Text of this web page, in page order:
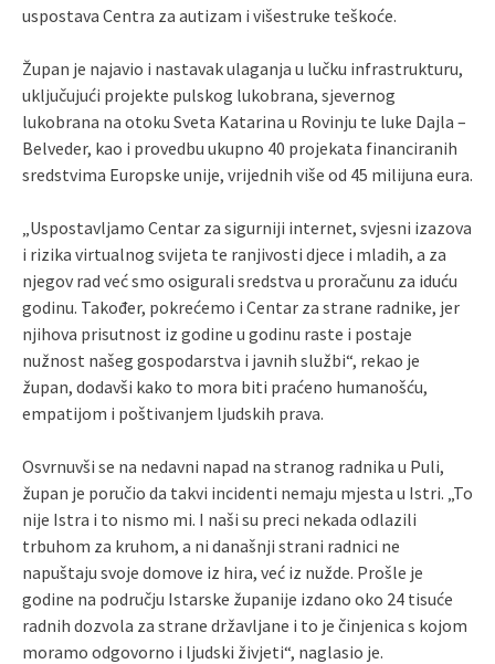
uspostava Centra za autizam i višestruke teškoće.
Župan je najavio i nastavak ulaganja u lučku infrastrukturu,
uključujući projekte pulskog lukobrana, sjevernog
lukobrana na otoku Sveta Katarina u Rovinju te luke Dajla –
Belveder, kao i provedbu ukupno 40 projekata financiranih
sredstvima Europske unije, vrijednih više od 45 milijuna eura.
„Uspostavljamo Centar za sigurniji internet, svjesni izazova
i rizika virtualnog svijeta te ranjivosti djece i mladih, a za
njegov rad već smo osigurali sredstva u proračunu za iduću
godinu. Također, pokrećemo i Centar za strane radnike, jer
njihova prisutnost iz godine u godinu raste i postaje
nužnost našeg gospodarstva i javnih službi“, rekao je
župan, dodavši kako to mora biti praćeno humanošću,
empatijom i poštivanjem ljudskih prava.
Osvrnuvši se na nedavni napad na stranog radnika u Puli,
župan je poručio da takvi incidenti nemaju mjesta u Istri. „To
nije Istra i to nismo mi. I naši su preci nekada odlazili
trbuhom za kruhom, a ni današnji strani radnici ne
napuštaju svoje domove iz hira, već iz nužde. Prošle je
godine na području Istarske županije izdano oko 24 tisuće
radnih dozvola za strane državljane i to je činjenica s kojom
moramo odgovorno i ljudski živjeti“, naglasio je.